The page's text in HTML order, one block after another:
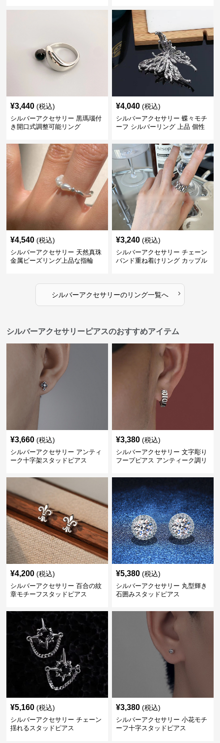
¥3,440 (税込)
シルバーアクセサリー 黒瑪瑙付
き開口式調整可能リング
¥4,040 (税込)
シルバーアクセサリー 蝶々モチ
ーフ シルバーリング 上品 個性
¥4,540 (税込)
シルバーアクセサリー 天然真珠
金属ビーズリング上品な指輪
¥3,240 (税込)
シルバーアクセサリー チェーン
バンド重ね着けリング カップル
シルバーアクセサリーのリング一覧へ ›
シルバーアクセサリーピアスのおすすめアイテム
¥3,660 (税込)
シルバーアクセサリー アンティ
ーク十字架スタッドピアス
¥3,380 (税込)
シルバーアクセサリー 文字彫り
フープピアス アンティーク調リ
¥4,200 (税込)
シルバーアクセサリー 百合の紋
章モチーフスタッドピアス
¥5,380 (税込)
シルバーアクセサリー 丸型輝き
石囲みスタッドピアス
¥5,160 (税込)
シルバーアクセサリー チェーン
揺れるスタッドピアス
¥3,380 (税込)
シルバーアクセサリー 小花モチ
ーフ十字スタッドピアス